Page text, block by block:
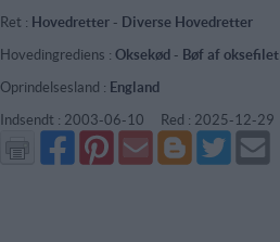
Ret : Hovedretter- Diverse Hovedretter
Hovedingrediens : Oksekød - Bøf af oksefilet
Oprindelsesland : England
Indsendt : 2003-06-10 Red : 2025-12-29
Del
på
Facebook
Del
på
Pinterest
Send
via
GMail
Del
på
Blogger
Del
på
Twitter
Send
mail